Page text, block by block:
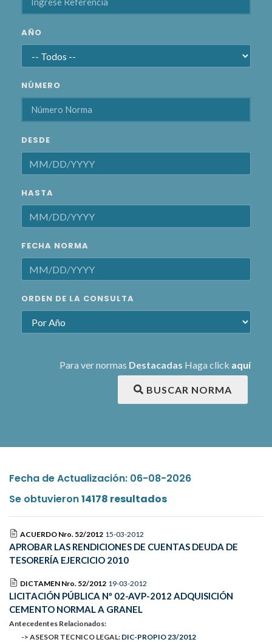
AÑO
NÚMERO
DESDE
HASTA
FECHA NORMA
ORDEN DE LA CONSULTA
Para ver normas Destacadas Haga click aquí
BUSCAR NORMA
Fecha de Actualización: 06-08-2026
Se obtuvieron14178 resultados
ACUERDO Nro. 52/2012 15-03-2012
APROBAR LAS RENDICIONES DE CUENTAS DEUDA DE
TESORERÍA EJERCICIO 2010
DICTAMEN Nro. 52/2012 19-03-2012
LICITACIÓN PÚBLICA Nº 02-AVP-2012 ADQUISICIÓN
CEMENTO NORMAL A GRANEL
Antecedentes Relacionados:
-> ASESOR TECNICO LEGAL: DIC-PROPIO 23/2012